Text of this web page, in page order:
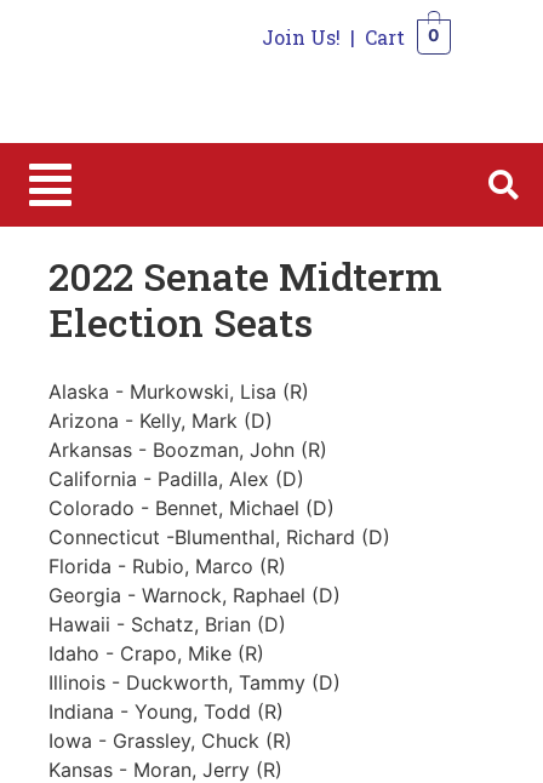
Join Us! | Cart 0
2022 Senate Midterm
Election Seats
Alaska - Murkowski, Lisa (R)
Arizona - Kelly, Mark (D)
Arkansas - Boozman, John (R)
California - Padilla, Alex (D)
Colorado - Bennet, Michael (D)
Connecticut -Blumenthal, Richard (D)
Florida - Rubio, Marco (R)
Georgia - Warnock, Raphael (D)
Hawaii - Schatz, Brian (D)
Idaho - Crapo, Mike (R)
Illinois - Duckworth, Tammy (D)
Indiana - Young, Todd (R)
Iowa - Grassley, Chuck (R)
Kansas - Moran, Jerry (R)